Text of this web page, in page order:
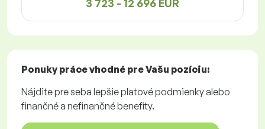
3 723 - 12 696 EUR
Ponuky prácevhodné pre Vašu pozíciu:
Nájdite pre seba lepšie platové podmienky alebo
finančné a nefinančné benefity.